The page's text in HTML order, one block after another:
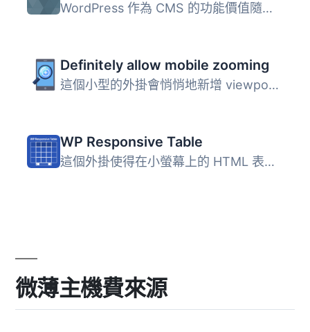
WordPress 作為 CMS 的功能價值隨著版本的增加而增加，目前的...
Definitely allow mobile zooming
這個小型的外掛會悄悄地新增 viewport meta tag，讓你的使用...
WP Responsive Table
這個外掛使得在小螢幕上的 HTML 表格可以橫向滾動。它在其自...
微薄主機費來源